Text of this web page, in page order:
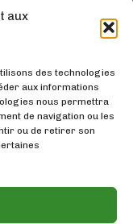
aux
des technologies
aux informations
nous permettra
de navigation ou les
ou de retirer son